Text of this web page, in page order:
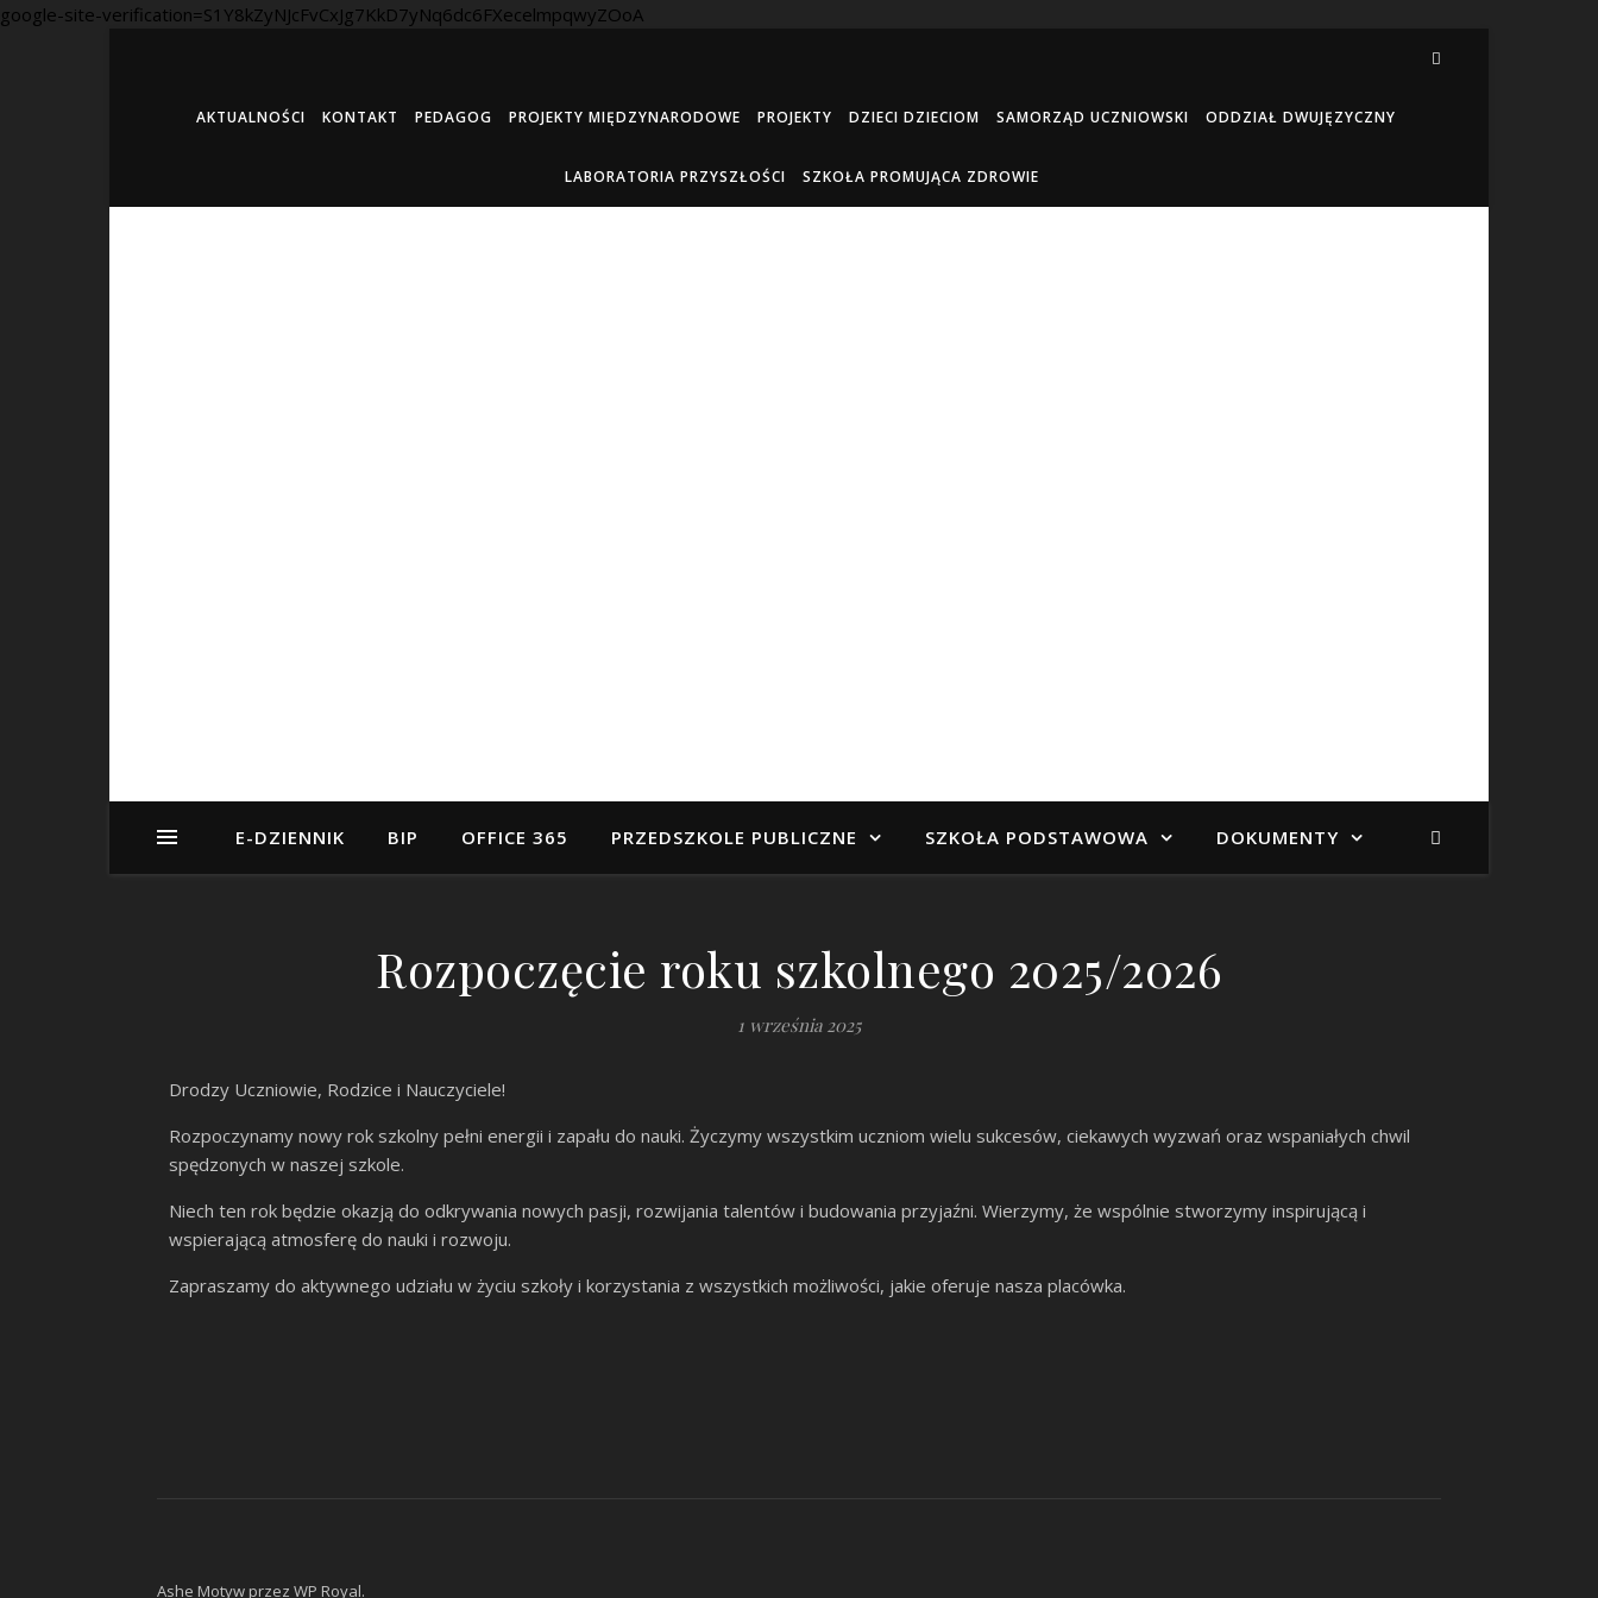
google-site-verification=S1Y8kZyNJcFvCxJg7KkD7yNq6dc6FXecelmpqwyZOoA
AKTUALNOŚCI KONTAKT PEDAGOG PROJEKTY MIĘDZYNARODOWE PROJEKTY DZIECI DZIECIOM SAMORZĄD UCZNIOWSKI ODDZIAŁ DWUJĘZYCZNY
LABORATORIA PRZYSZŁOŚCI SZKOŁA PROMUJĄCA ZDROWIE
E-DZIENNIK BIP OFFICE 365 PRZEDSZKOLE PUBLICZNE SZKOŁA PODSTAWOWA DOKUMENTY
Rozpoczęcie roku szkolnego 2025/2026
1 września 2025
Drodzy Uczniowie, Rodzice i Nauczyciele!
Rozpoczynamy nowy rok szkolny pełni energii i zapału do nauki. Życzymy wszystkim uczniom wielu sukcesów, ciekawych wyzwań oraz wspaniałych chwil
spędzonych w naszej szkole.
Niech ten rok będzie okazją do odkrywania nowych pasji, rozwijania talentów i budowania przyjaźni. Wierzymy, że wspólnie stworzymy inspirującą i
wspierającą atmosferę do nauki i rozwoju.
Zapraszamy do aktywnego udziału w życiu szkoły i korzystania z wszystkich możliwości, jakie oferuje nasza placówka.
Ashe Motyw przez WP Royal.